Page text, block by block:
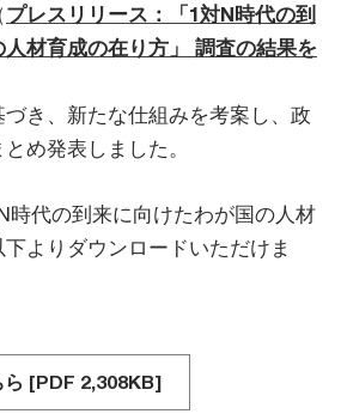
プレスリリース：「1対N時代の到
材育成の在り方」 調査の結果を
き、新たな仕組みを考案し、政
め発表しました。
代の到来に向けたわが国の人材
よりダウンロードいただけま
ら [PDF 2,308KB]